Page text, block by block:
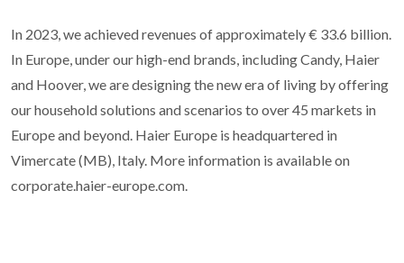
In 2023, we achieved revenues of approximately € 33.6 billion.
In Europe, under our high-end brands, including Candy, Haier
and Hoover, we are designing the new era of living by offering
our household solutions and scenarios to over 45 markets in
Europe and beyond. Haier Europe is headquartered in
Vimercate (MB), Italy. More information is available on
corporate.haier-europe.com.